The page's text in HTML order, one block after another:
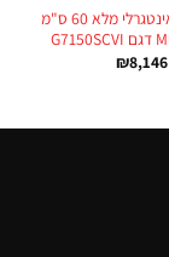
מדיח כלים אינטגרלי מלא 60 ס"מ
₪8,146